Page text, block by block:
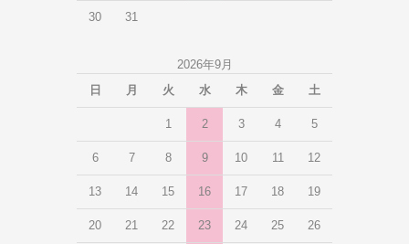
30 31
2026年9月
日
月 火 水 木 金 土
1 2 3 4 5
6 7 8 9 10 11 12
13 14 15 16 17 18 19
20 21 22 23 24 25 26